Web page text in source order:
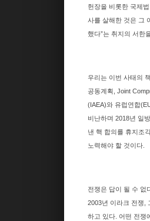
헌장을 비롯한 국제
사를 살해한 것은 그
했다”는 취지의 서한
우리는 이번 사태의
공동계획, Joint
(IAEA)와 유럽연합
비난하며 2018년 일
낸 핵 합의를 휴지조
노력해야 할 것이다.
전쟁은 답이 될 수 없
2003년 이라크 전쟁,
하고 있다. 어떤 전쟁